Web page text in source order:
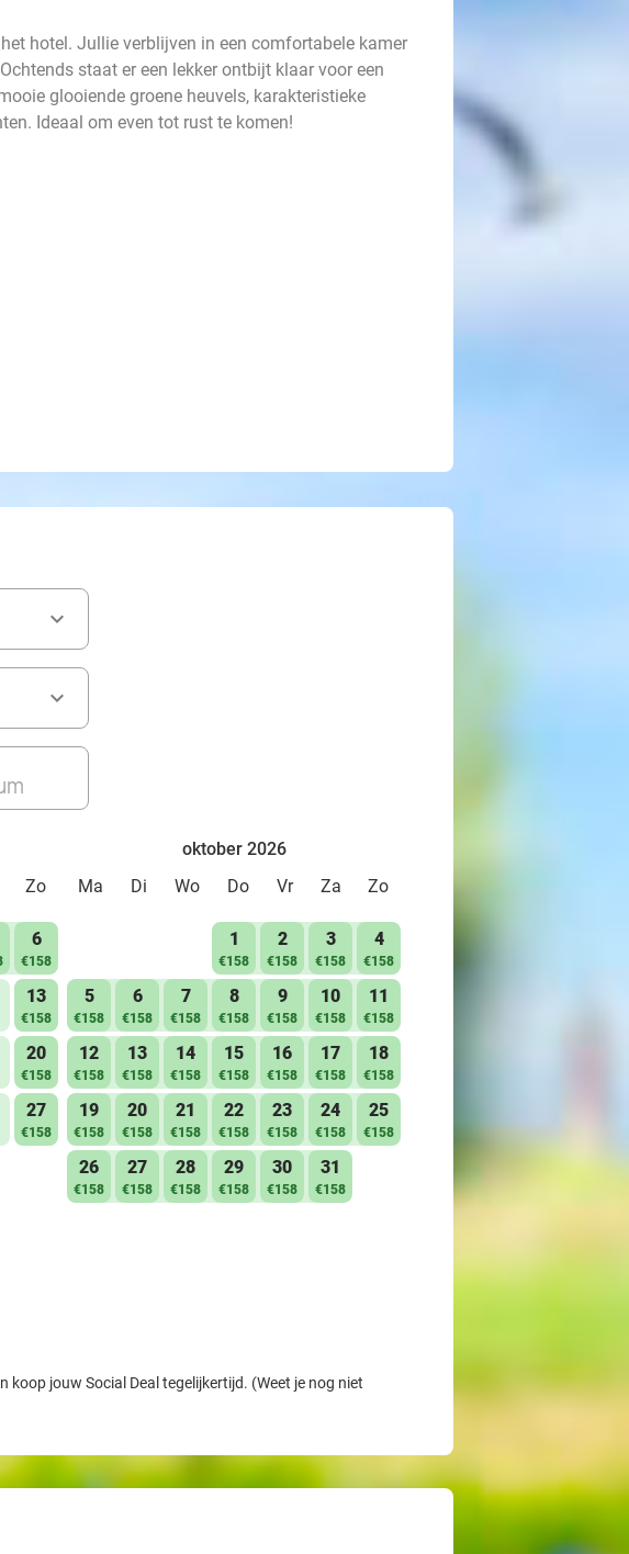
hotel. Jullie verblijven in een comfortabele kamer
staat er een lekker ontbijt klaar voor een
glooiende groene heuvels, karakteristieke
Ideaal om even tot rust te komen!
Zo
6
€158
13
€158
20
€158
27
€158
oktober 2026
Ma
Di Wo Do Vr Za Zo
1
€158
2
€158
3
€158
4
€158
5
€158
6
€158
7
€158
8
€158
9
€158
10
€158
11
€158
12
€158
13
€158
14
€158
15
€158
16
€158
17
€158
18
€158
19
€158
20
€158
21
€158
22
€158
23
€158
24
€158
25
€158
26
€158
27
€158
28
€158
29
€158
30
€158
31
€158
koop jouw Social Deal tegelijkertijd. (Weet je nog niet